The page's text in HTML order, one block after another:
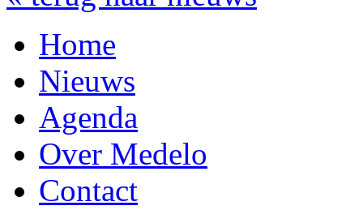
Home
Nieuws
Agenda
Over Medelo
Contact